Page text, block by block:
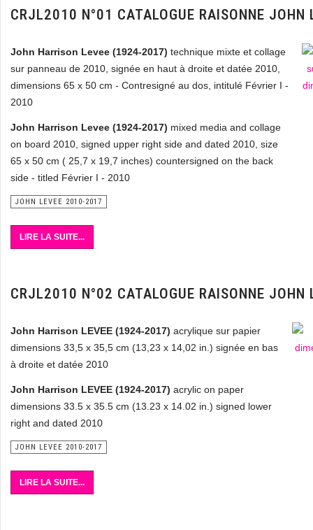
CRJL2010 N°01 CATALOGUE RAISONNE JOHN
John Harrison Levee (1924-2017) technique mixte et collage
sur panneau de 2010, signée en haut à droite et datée 2010,
dimensions 65 x 50 cm - Contresigné au dos, intitulé Février I -
2010
John Harrison Levee (1924-2017) mixed media and collage
on board 2010, signed upper right side and dated 2010, size
65 x 50 cm ( 25,7 x 19,7 inches) countersigned on the back
side - titled Février I - 2010
JOHN LEVEE 2010-2017
LIRE LA SUITE...
CRJL2010 N°02 CATALOGUE RAISONNE JOHN
John Harrison LEVEE (1924-2017) acrylique sur papier
dimensions 33,5 x 35,5 cm (13,23 x 14,02 in.) signée en bas
à droite et datée 2010
John Harrison LEVEE (1924-2017) acrylic on paper
dimensions 33.5 x 35.5 cm (13.23 x 14.02 in.) signed lower
right and dated 2010
JOHN LEVEE 2010-2017
LIRE LA SUITE...